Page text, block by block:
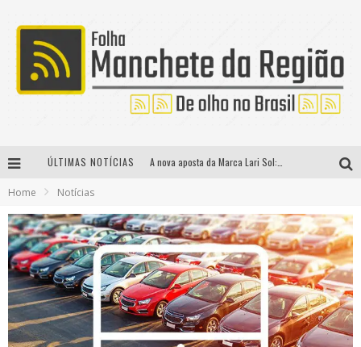
ÚLTIMAS NOTÍCIAS
“Cuidando do adulto com deficiência intelectual e mental severas durante a pandemia” é tema de live
Dia da Saúde e Nutrição: entenda a relação dos alimentos com a saúde vascular
Home Notícias